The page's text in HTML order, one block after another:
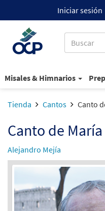
Iniciar sesión
Misales & Himnarios
Tienda Cantos Canto
Canto de María
Alejandro Mejía